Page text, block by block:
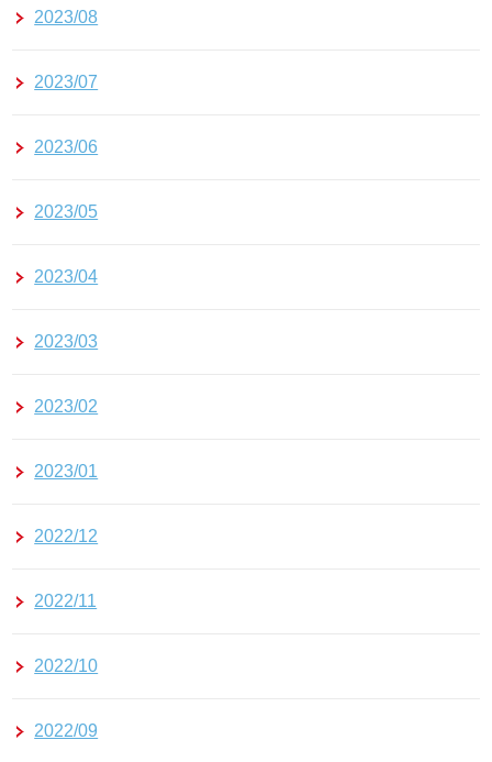
2023/08
2023/07
2023/06
2023/05
2023/04
2023/03
2023/02
2023/01
2022/12
2022/11
2022/10
2022/09